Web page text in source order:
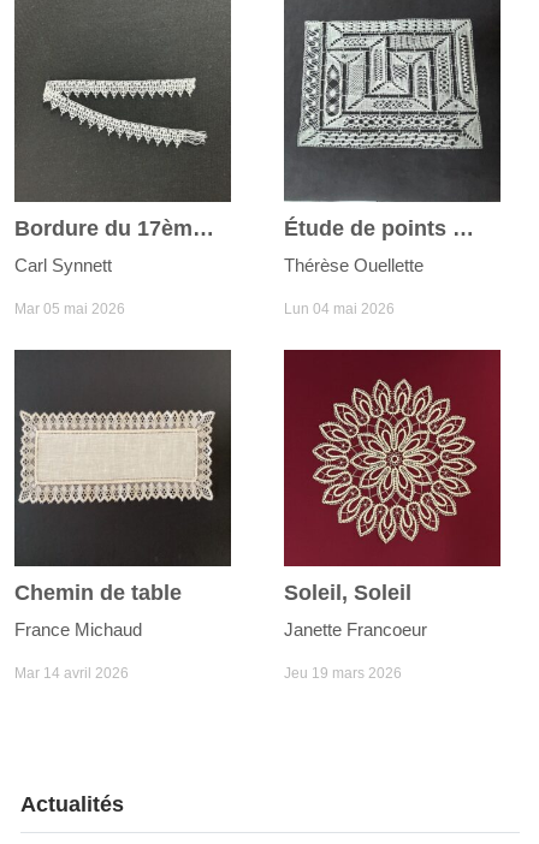
Bordure du 17ème siècle
Carl Synnett
Mar 05 mai 2026
Étude de points Milanaise
Thérèse Ouellette
Lun 04 mai 2026
Chemin de table
France Michaud
Mar 14 avril 2026
Soleil, Soleil
Janette Francoeur
Jeu 19 mars 2026
Actualités